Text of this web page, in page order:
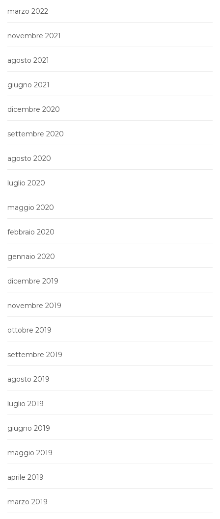
marzo 2022
novembre 2021
agosto 2021
giugno 2021
dicembre 2020
settembre 2020
agosto 2020
luglio 2020
maggio 2020
febbraio 2020
gennaio 2020
dicembre 2019
novembre 2019
ottobre 2019
settembre 2019
agosto 2019
luglio 2019
giugno 2019
maggio 2019
aprile 2019
marzo 2019